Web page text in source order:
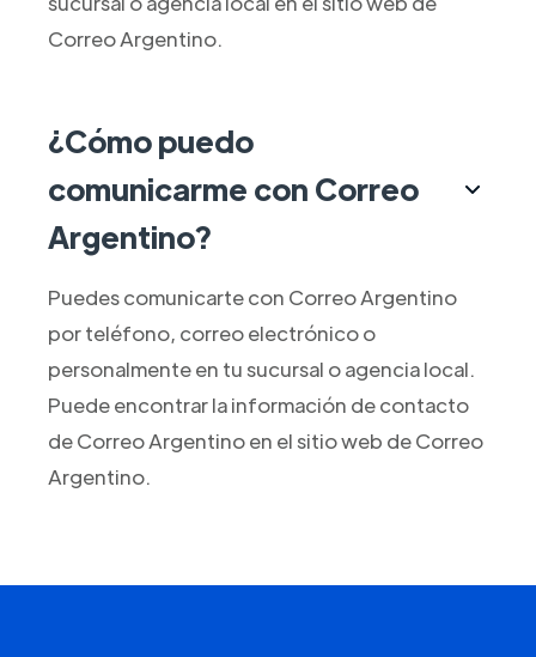
Correo Argentino.
¿Cómo puedo
comunicarme con Correo
Argentino?
Puedes comunicarte con Correo Argentino
por teléfono, correo electrónico o
personalmente en tu sucursal o agencia local.
Puede encontrar la información de contacto
de Correo Argentino en el sitio web de Correo
Argentino.